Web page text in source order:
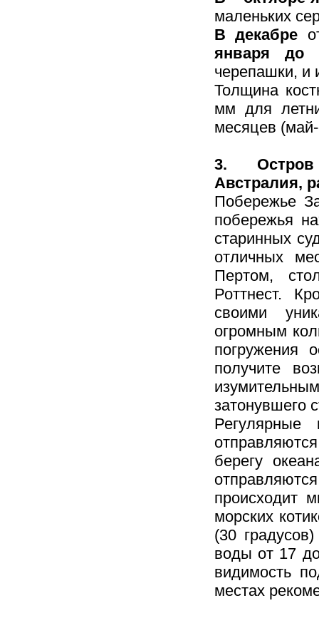
маленьких
В декабре
января до
черепашки, и
Толщина
мм для
месяцев
3. Остров
Австралия,
Побережье
побережья
старинных
отличных
Пертом,
Роттнест.
своими
огромным
погружения
получите
затонувшего
берегу
происходит
морских
(30
воды от 17
видимость
местах